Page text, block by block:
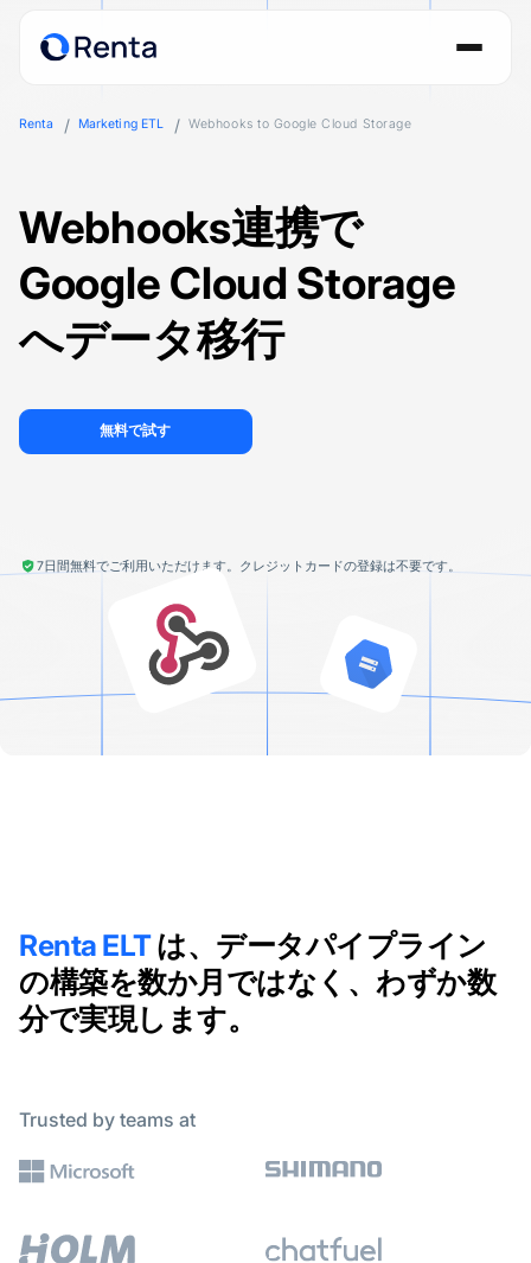
Renta Marketing ETL Webhooks to Google Cloud Storage
Webhooks連携で
Google Cloud Storage
へデータ移行
無料で試す
7日間無料でご利用いただけます。クレジットカードの登録は不要です。
Renta ELTは、データパイプライン
の構築を数か月ではなく、わずか数
分で実現します。
Trusted by teams at